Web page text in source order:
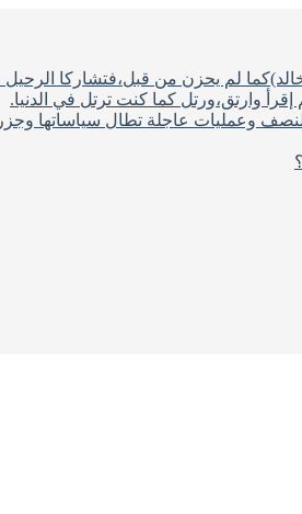
لم يحزن من قبل،فتشاركا الرحيل
وارتق،ورتل كما كنت ترتل في الدنيا.
وعمليات عاجلة تطال سياساتها